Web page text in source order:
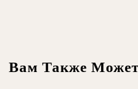
Вам Также